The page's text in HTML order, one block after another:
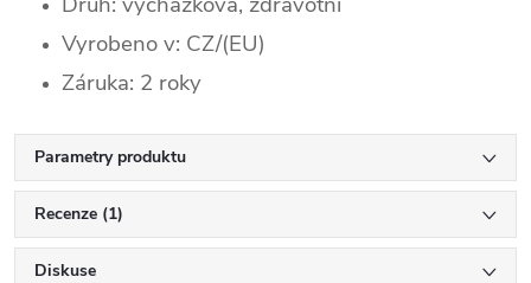
Vyrobeno v: CZ/(EU)
Záruka: 2 roky
Parametry produktu
Recenze (1)
Diskuse